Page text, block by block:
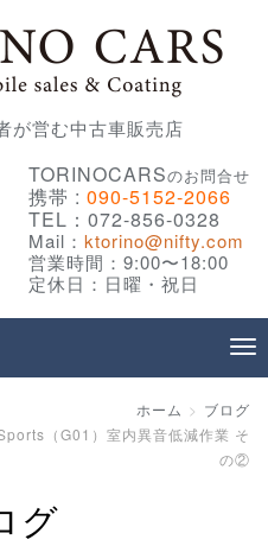
が営む中古車販売店
TORINOCARSのお問合せ
携帯 : 090-5152-2066
TEL：072-856-0328
Mail： ktorino@nifty.com
営業時間：9:00〜18:00
定休日：日曜・祝日
ホーム
ブログ
（G01）室内異音低減作業 そ
の②
グ